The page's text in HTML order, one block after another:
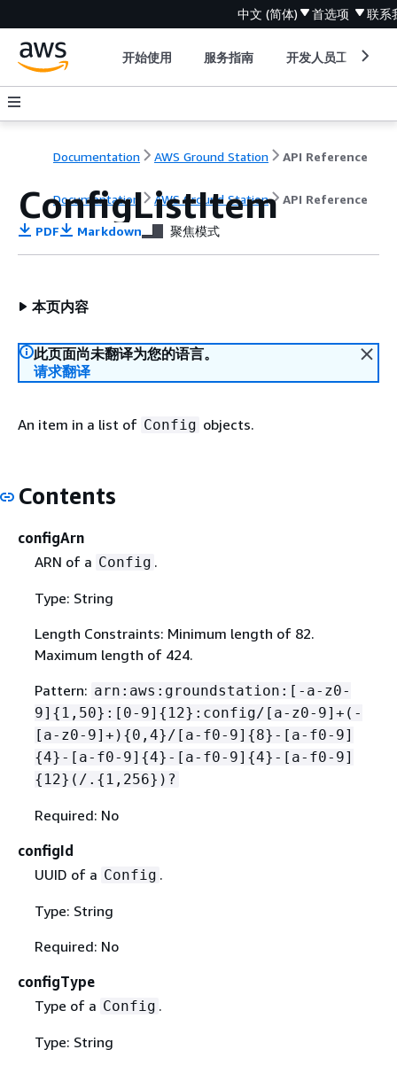
中文 (简体) 首选项 联系
开始使用 服务指南 开发人员工具
Documentation AWS Ground Station API Reference
Documentation AWS Ground Station API Reference
ConfigListItem
PDF Markdown 聚焦模式
本页内容
此页面尚未翻译为您的语言。
请求翻译
An item in a list of Config objects.
Contents
configArn
ARN of a Config .
Type: String
Length Constraints: Minimum length of 82.
Maximum length of 424.
Pattern: arn:aws:groundstation:[-a-z0-
9] { 1,50}:[0-9] { 12}:config/[a-z0-9]+(-
[a-z0-9]+) {0,4}/[a-f0-9] {8}-[a-f0-9]
{4}-[a-f0-9] {4}-[a-f0-9] {4}-[a-f0-9]
{ 12}(/. { 1,256})?
Required: No
configId
UUID of a Config .
Type: String
Required: No
configType
Type of a Config .
Type: String